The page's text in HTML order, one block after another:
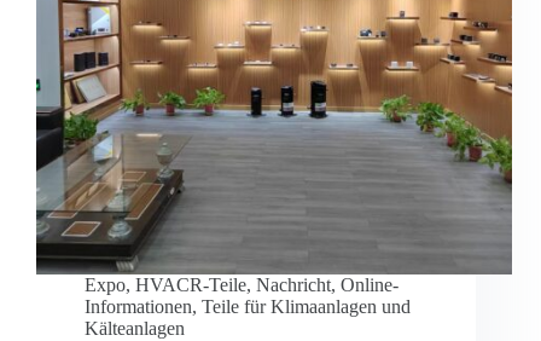
Expo, HVACR-Teile, Nachricht, Online-
Informationen, Teile für Klimaanlagen und
Kälteanlagen